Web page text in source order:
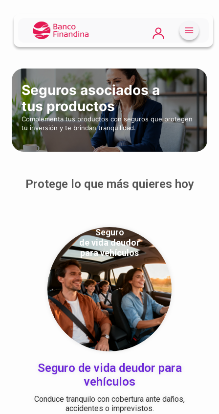
Seguros asociados a
tus productos
Complementa tus productos con seguros que protegen
tu inversión y te brindan tranquilidad.
Protege lo que más quieres hoy
Seguro
de vida deudor
para vehículos
Seguro de vida deudor para
vehículos
Conduce tranquilo con cobertura ante daños,
accidentes o imprevistos.